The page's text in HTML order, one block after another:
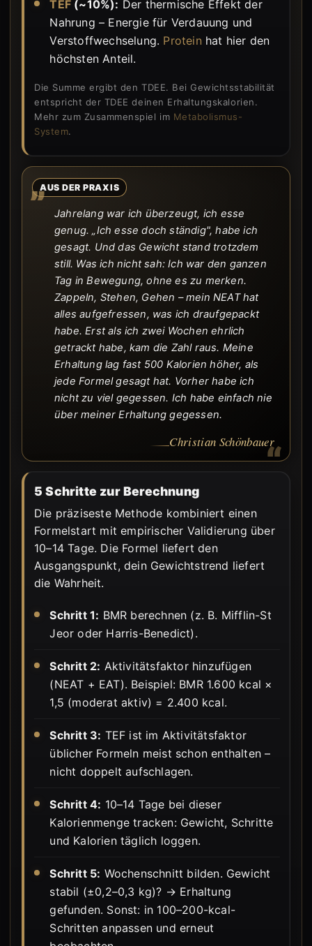
TEF (~10%): Der thermische Effekt der
Nahrung – Energie für Verdauung und
Verstoffwechselung. Protein hat hier den
höchsten Anteil.
Die Summe ergibt den TDEE. Bei Gewichtsstabilität
entspricht der TDEE deinen Erhaltungskalorien.
Mehr zum Zusammenspiel im Metabolismus-
System.
AUS DER PRAXIS
Jahrelang war ich überzeugt, ich esse
genug. „Ich esse doch ständig", habe ich
gesagt. Und das Gewicht stand trotzdem
still. Was ich nicht sah: Ich war den ganzen
Tag in Bewegung, ohne es zu merken.
Zappeln, Stehen, Gehen – mein NEAT hat
alles aufgefressen, was ich draufgepackt
habe. Erst als ich zwei Wochen ehrlich
getrackt habe, kam die Zahl raus. Meine
Erhaltung lag fast 500 Kalorien höher, als
jede Formel gesagt hat. Vorher habe ich
nicht zu viel gegessen. Ich habe einfach nie
über meiner Erhaltung gegessen.
Christian Schönbauer
5 Schritte zur Berechnung
Die präziseste Methode kombiniert einen
Formelstart mit empirischer Validierung über
10–14 Tage. Die Formel liefert den
Ausgangspunkt, dein Gewichtstrend liefert
die Wahrheit.
Schritt 1: BMR berechnen (z. B. Mifflin-St
Jeor oder Harris-Benedict).
Schritt 2: Aktivitätsfaktor hinzufügen
(NEAT + EAT). Beispiel: BMR 1.600 kcal ×
1,5 (moderat aktiv) = 2.400 kcal.
Schritt 3: TEF ist im Aktivitätsfaktor
üblicher Formeln meist schon enthalten –
nicht doppelt aufschlagen.
Schritt 4: 10–14 Tage bei dieser
Kalorienmenge tracken: Gewicht, Schritte
und Kalorien täglich loggen.
Schritt 5: Wochenschnitt bilden. Gewicht
stabil (±0,2–0,3 kg)? → Erhaltung
gefunden. Sonst: in 100–200-kcal-
Schritten anpassen und erneut